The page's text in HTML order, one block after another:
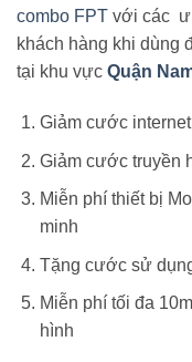
combo FPT với các
khách hàng khi dùng
tại khu vực Quận
Giảm cước
Giảm cước truyền
Miễn phí thiết bị
minh
Tặng cước sử
Miễn phí tối đa
hình